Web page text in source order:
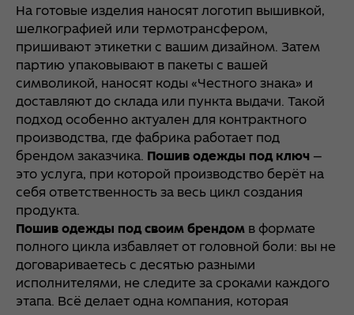
На готовые изделия наносят логотип вышивкой,
шелкографией или термотрансфером,
пришивают этикетки с вашим дизайном. Затем
партию упаковывают в пакеты с вашей
символикой, наносят коды «Честного знака» и
доставляют до склада или пункта выдачи. Такой
подход особенно актуален для контрактного
производства, где фабрика работает под
брендом заказчика. Пошив одежды под ключ —
это услуга, при которой производство берёт на
себя ответственность за весь цикл создания
продукта.
Пошив одежды под своим брендом в формате
полного цикла избавляет от головной боли: вы не
договариваетесь с десятью разными
исполнителями, не следите за сроками каждого
этапа. Всё делает одна компания, которая